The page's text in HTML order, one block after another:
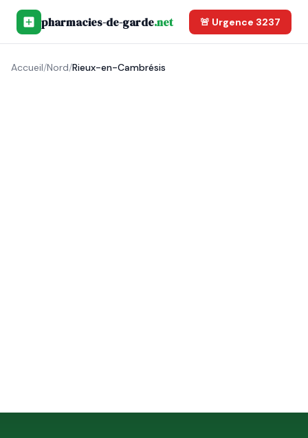
pharmacies-de-garde.net 🚨 Urgence 3237
Accueil/Nord/Rieux-en-Cambrésis